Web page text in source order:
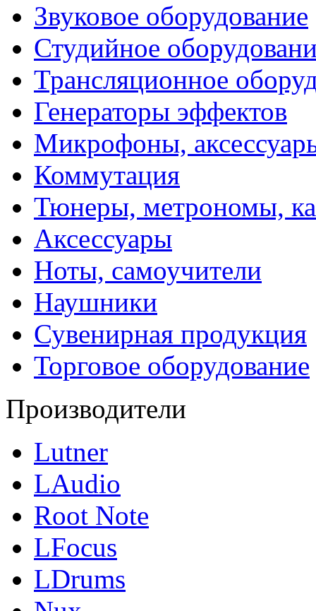
Звуковое оборудование
Студийное
Трансляционное
Генераторы эффектов
Микрофоны,
Коммутация
Тюнеры, метрономы,
Аксессуары
Ноты, самоучители
Наушники
Сувенирная продукция
Торговое оборудование
Производители
Lutner
LAudio
Root Note
LFocus
LDrums